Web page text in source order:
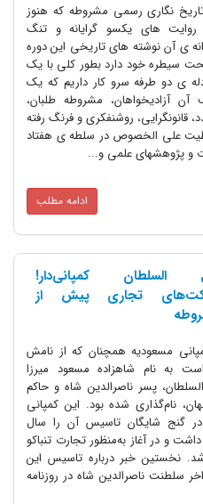
نگارى رسمى مشروطه که هنوز
هاى یکسو گرایانه و تنگ
ى آن نوشته هاى تاریخى این دوره
سیطره خود دارد بطور کلى با یک
ى دو طرفه سرو کار داریم که یک
آزادیخواهان، مشروطه طلبان،
روشنفکرى و فرنگ رفته
على الخصوص در سلطه ى هفتاد
و پژوهشهاى علمى و...
ادامه مطلب
کمپانی‌دار!
تجاری پیش از
مسعودیه همچنان ‌که از نامش
به نام شاهزاده مسعود میرزا
پسر ناصر‌الدین شاه و حاکم
نام‌گذاری شده بود. این کمپانی
گنج شایگان تاسیس آن را سال
بیشتر داشت و در آغاز به‌منظور تجارت تنباکو
خبر درباره تاسیس این
1311ق و در اواخر سلطنت ناصرالدین شاه در روزنامه